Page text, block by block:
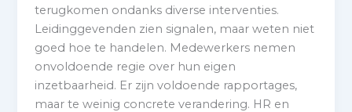
terugkomen ondanks diverse interventies.
Leidinggevenden zien signalen, maar weten niet
goed hoe te handelen. Medewerkers nemen
onvoldoende regie over hun eigen
inzetbaarheid. Er zijn voldoende rapportages,
maar te weinig concrete verandering. HR en